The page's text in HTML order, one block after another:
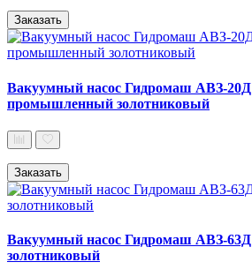
Заказать
Вакуумный насос Гидромаш АВЗ-20Д
промышленный золотниковый
Заказать
Вакуумный насос Гидромаш АВЗ-
золотниковый